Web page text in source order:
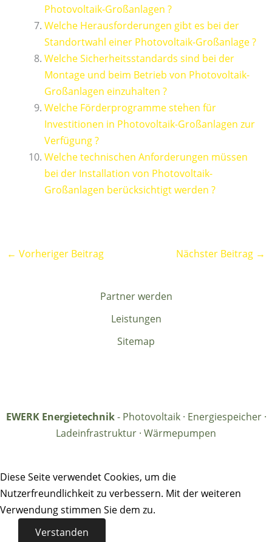
Photovoltaik-Großanlagen ?
Welche Herausforderungen gibt es bei der
Standortwahl einer Photovoltaik-Großanlage ?
Welche Sicherheitsstandards sind bei der
Montage und beim Betrieb von Photovoltaik-
Großanlagen einzuhalten ?
Welche Förderprogramme stehen für
Investitionen in Photovoltaik-Großanlagen zur
Verfügung ?
Welche technischen Anforderungen müssen
bei der Installation von Photovoltaik-
Großanlagen berücksichtigt werden ?
← Vorheriger Beitrag Nächster Beitrag →
Partner werden
Leistungen
Sitemap
EWERK Energietechnik- Photovoltaik · Energiespeicher ·
Ladeinfrastruktur · Wärmepumpen
Diese Seite verwendet Cookies, um die
Nutzerfreundlichkeit zu verbessern. Mit der weiteren
Verwendung stimmen Sie dem zu.
Verstanden